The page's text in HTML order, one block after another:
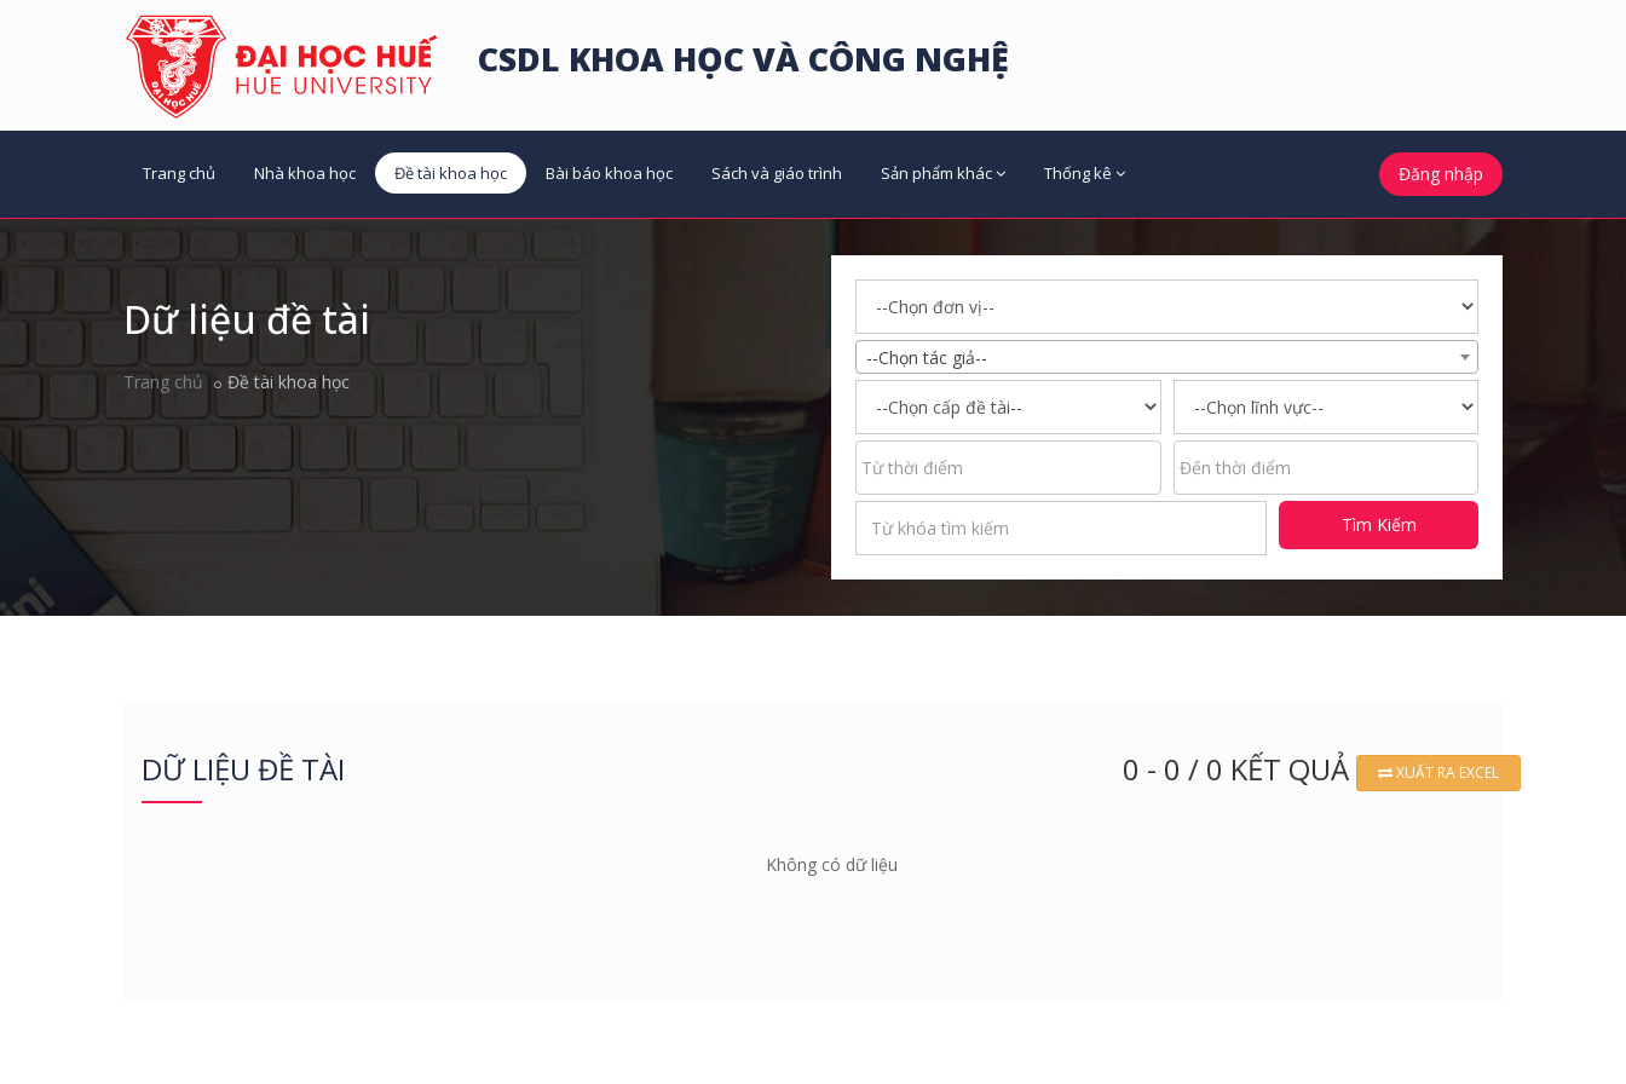
CSDL KHOA HỌC VÀ CÔNG NGHỆ
Trang chủ Nhà khoa học Đề tài khoa học Bài báo khoa học Sách và giáo trình Sản phẩm khác Thống kê Đăng nhập
Dữ liệu đề tài
Trang chủ Đề tài khoa học
--Chọn tác giả--
Tìm Kiếm
DỮ LIỆU ĐỀ TÀI 0 - 0 / 0 KẾT QUẢ XUẤT RA EXCEL
Không có dữ liệu